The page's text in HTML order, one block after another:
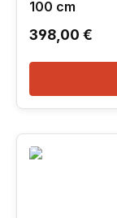
100 cm
Regulärer
398,00 €